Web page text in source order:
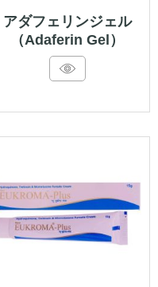
アダフェリンジェル
（Adaferin Gel）
格